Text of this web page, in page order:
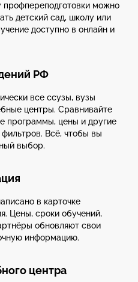
профпереподготовки можно
детский сад, школу или
доступно в онлайн и
РФ
все ссузы, вузы
центры. Сравнивайте
программы, цены и другие
Всё, чтобы вы
выбор.
в карточке
Цены, сроки обучений,
обновляют свои
информацию.
центра